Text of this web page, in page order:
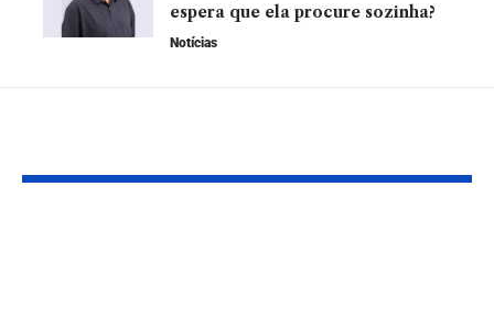
espera que ela procure sozinha?
Notícias